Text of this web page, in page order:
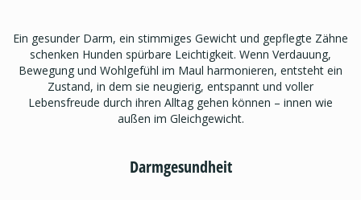
Ein gesunder Darm, ein stimmiges Gewicht und gepflegte Zähne
schenken Hunden spürbare Leichtigkeit. Wenn Verdauung,
Bewegung und Wohlgefühl im Maul harmonieren, entsteht ein
Zustand, in dem sie neugierig, entspannt und voller
Lebensfreude durch ihren Alltag gehen können – innen wie
außen im Gleichgewicht.
Darmgesundheit